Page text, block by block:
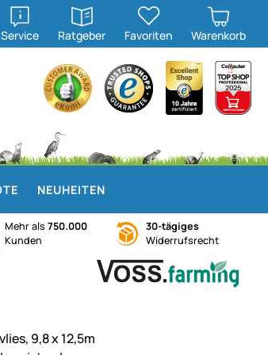
Service
öffnen
Ratgeber
öffnen
Favoriten Warenkorb
NEUHEITEN
Mehr als 750.000
Kunden
30-tägiges
Widerrufsrecht
9,8 x 12,5m